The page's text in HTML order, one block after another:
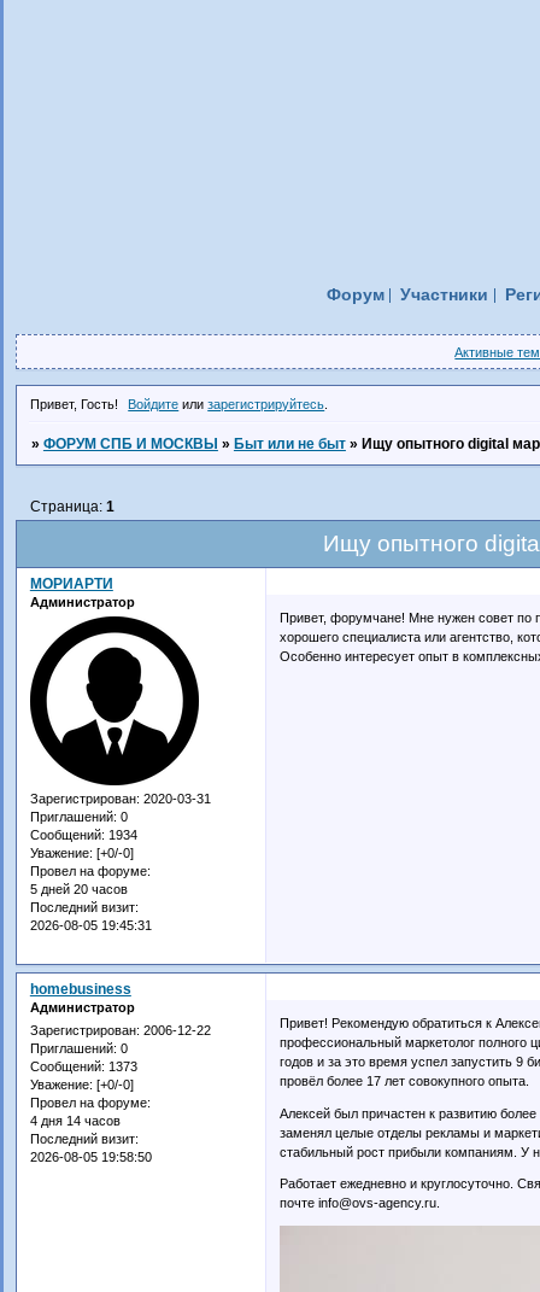
Форум Участники
Активные
Привет, Гость! Войдите илизарегистрируйтесь
» ФОРУМ СПБ И МОСКВЫ » Быт или не быт » Ищу опытного digital
Ищу опытного
Страница: 1
МОРИАРТИ
Администратор
Зарегистрирован: 2020-03-31
Приглашений: 0
Сообщений: 1934
Уважение: [+0/-0]
Провел на форуме:
5 дней 20 часов
Последний визит:
2026-08-05 19:45:31
Привет, форумчане! Мне нужен совет по
хорошего специалиста или агентство,
Особенно интересует опыт в
homebusiness
Администратор
Зарегистрирован: 2006-12-22
Приглашений: 0
Сообщений: 1373
Уважение: [+0/-0]
Провел на форуме:
4 дня 14 часов
Последний визит:
2026-08-05 19:58:50
Привет! Рекомендую обратиться к
профессиональный маркетолог полного
годов и за это время успел запустить 9
провёл более 17 лет совокупного опыта.
Алексей был причастен к развитию
заменял целые отделы рекламы и
стабильный рост прибыли компаниям. У
Работает ежедневно и круглосуточно.
почте info@ovs-agency.ru.